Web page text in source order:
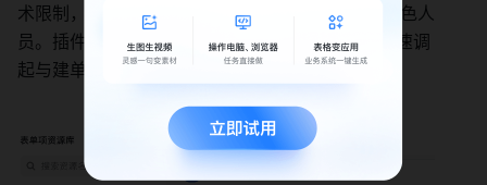
术限制，目前并不能将建单人直接设置为工作项角色人
员。插件提供了“建单人”控件，使用该控件可以快速调
起与建单人的飞书对话